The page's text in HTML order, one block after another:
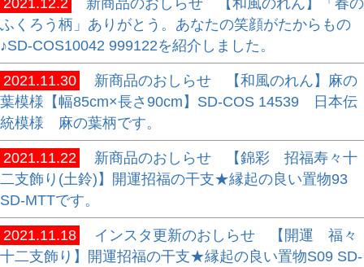
ふくろう柄」ありがとう。あなたの笑顔がたからもの
♪SD-COS10042 999122を紹介しました。
2021.11.30
新商品のおしらせ 【和風のれん】麻の
葉模様【幅85cm×長さ90cm】SD-COS 14539 日本伝
統模様 麻の葉柄です。
2021.11.22
新商品のおしらせ 【錦彩 招福寿々十
二支飾り(土鈴)】開運招福の干支★縁起の良い置物93
SD-MTTです。
2021.11.18
インスタ更新のおしらせ 【開運 福々
十二支飾り】開運招福の干支★縁起の良い置物S09 SD-
バンドル販売
予約商品
予約商品のみを表示
並び順
新着順
登録順
価格が安い順
価格が高い順